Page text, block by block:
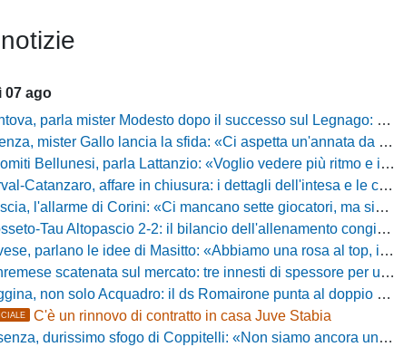
07 ago
parla mister Modesto dopo il successo sul Legnago: "Buona tenuta nervosa, ma dobbiamo migliorare"
mister Gallo lancia la sfida: «Ci aspetta un'annata da protagonisti in B, ma qui nessuno ha il posto fisso»
Bellunesi, parla Lattanzio: «Voglio vedere più ritmo e intensità, dobbiamo lasciare tutto sul campo»
Catanzaro, affare in chiusura: i dettagli dell'intesa e le cifre dell'operazione
l'allarme di Corini: «Ci mancano sette giocatori, ma siamo una squadra forte»
Tau Altopascio 2-2: il bilancio dell'allenamento congiunto e la risposta dei nuovi arrivi
parlano le idee di Masitto: «Abbiamo una rosa al top, il pubblico del Lamberti ci spingerà lontano»
scatenata sul mercato: tre innesti di spessore per un attacco da sogni
non solo Acquadro: il ds Romairone punta al doppio colpo Baldan-Volpicelli
C'è un rinnovo di contratto in casa Juve Stabia
durissimo sfogo di Coppitelli: «Non siamo ancora una squadra, ora serve tirare una riga!»